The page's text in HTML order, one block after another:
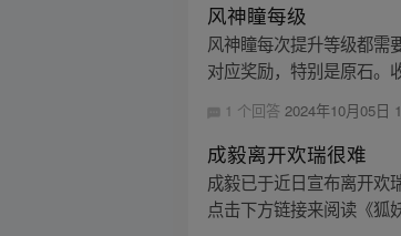
风神瞳每级
风神瞳每次提升等级都需
对应奖励，特别是原石。
1 个回答2024年10月05日
成毅离开欢瑞很难
成毅已于近日宣布离开欢
点击下方链接来阅读《狐